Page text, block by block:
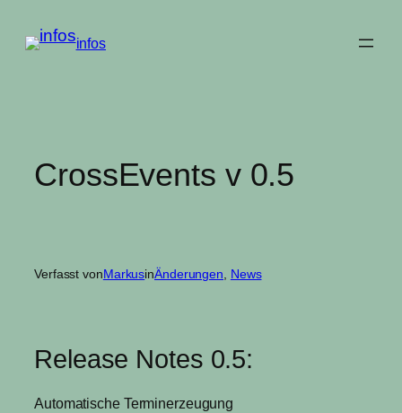
Inhalt
infos
CrossEvents v 0.5
Verfasst vonMarkusinÄnderungen, News
Release Notes 0.5:
Automatische Terminerzeugung